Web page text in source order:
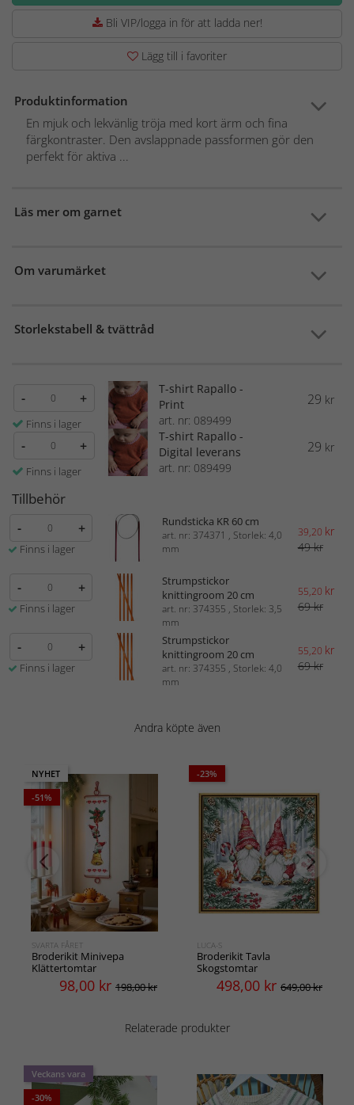
Bli VIP/logga in för att ladda ner!
Lägg till i favoriter
Produktinformation
En mjuk och lekvänlig tröja med kort ärm och fina
färgkontraster. Den avslappnade passformen gör den
perfekt för aktiva ...
Läs mer om garnet
Om varumärket
Storlekstabell & tvättråd
- +
Finns i lager
T-shirt Rapallo -
Print
art. nr: 089499
29 kr
- +
Finns i lager
T-shirt Rapallo -
Digital leverans
art. nr: 089499
29 kr
Tillbehör
- +
Finns i lager
Rundsticka KR 60 cm
art. nr: 374371 , Storlek: 4,0
mm
39,20 kr
49 kr
- +
Finns i lager
Strumpstickor
knittingroom 20 cm
art. nr: 374355 , Storlek: 3,5
mm
55,20 kr
69 kr
- +
Finns i lager
Strumpstickor
knittingroom 20 cm
art. nr: 374355 , Storlek: 4,0
mm
55,20 kr
69 kr
Andra köpte även
NYHET
-51%
SVARTA FÅRET
Broderikit Minivepa
Klättertomtar
98,00 kr 198,00 kr
-23%
LUCA-S
Broderikit Tavla
Skogstomtar
498,00 kr 649,00 kr
Relaterade produkter
Veckans vara
-30%